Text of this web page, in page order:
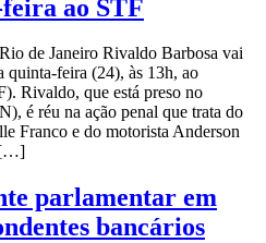
ao STF
de Janeiro Rivaldo Barbosa vai
quinta-feira (24), às 13h, ao
Rivaldo, que está preso no
é réu na ação penal que trata do
Franco e do motorista Anderson
[…]
parlamentar em
bancários